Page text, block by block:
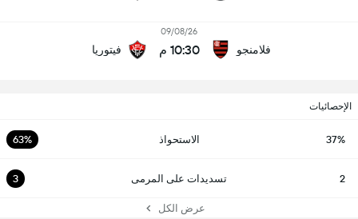
فلامنجو
09/08/26
10:30 م فيتوريا
الإحصائيات
37% الاستحواذ 63%
2 تسديدات على المرمى 3
عرض الكل